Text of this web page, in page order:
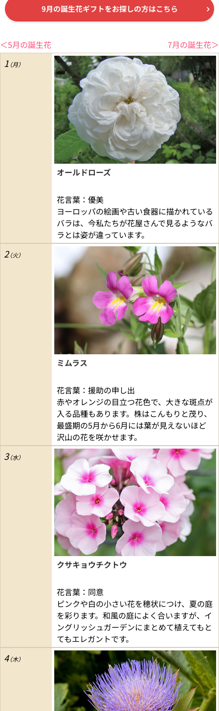
9月の誕生花ギフトをお探しの方はこちら
＜5月の誕生花 7月の誕生花＞
1
オールドローズ
花言葉：優美
ヨーロッパの絵画や古い食器に描かれている
バラは、今私たちが花屋さんで見るようなバ
ラとは姿が違っています。
2
ミムラス
花言葉：援助の申し出
赤やオレンジの目立つ花色で、大きな斑点が
入る品種もあります。株はこんもりと茂り、
最盛期の5月から6月には葉が見えないほど
沢山の花を咲かせます。
3
クサキョウチクトウ
花言葉：同意
ピンクや白の小さい花を穂状につけ、夏の庭
を彩ります。和風の庭によく合いますが、イ
ングリッシュガーデンにまとめて植えてもと
てもエレガントです。
4